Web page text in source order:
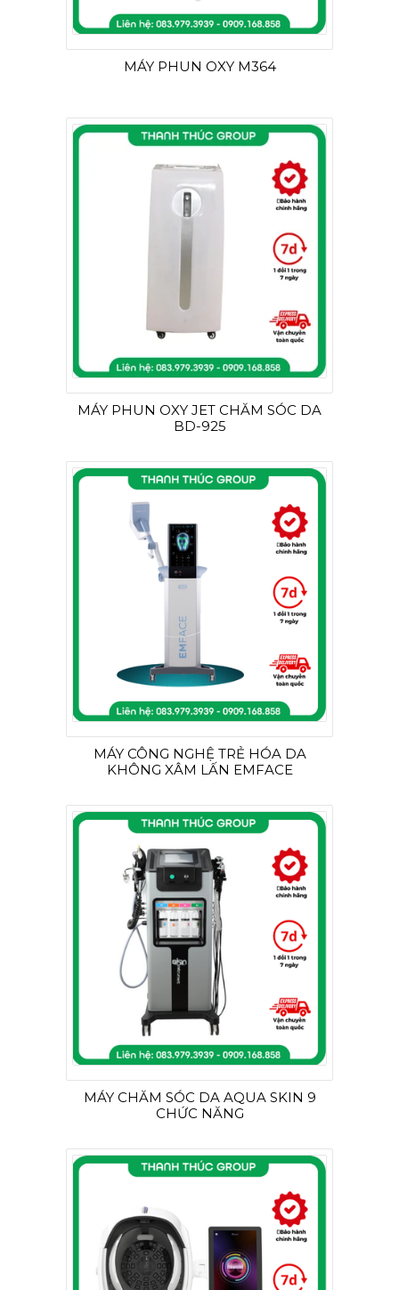
MÁY PHUN OXY M364
MÁY PHUN OXY JET CHĂM SÓC DA
BD-925
MÁY CÔNG NGHỆ TRẺ HÓA DA
KHÔNG XÂM LẤN EMFACE
MÁY CHĂM SÓC DA AQUA SKIN 9
CHỨC NĂNG